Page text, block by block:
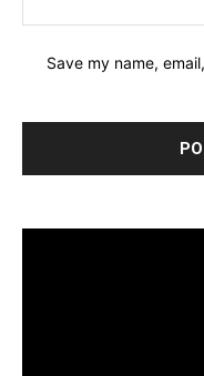
Save my name,